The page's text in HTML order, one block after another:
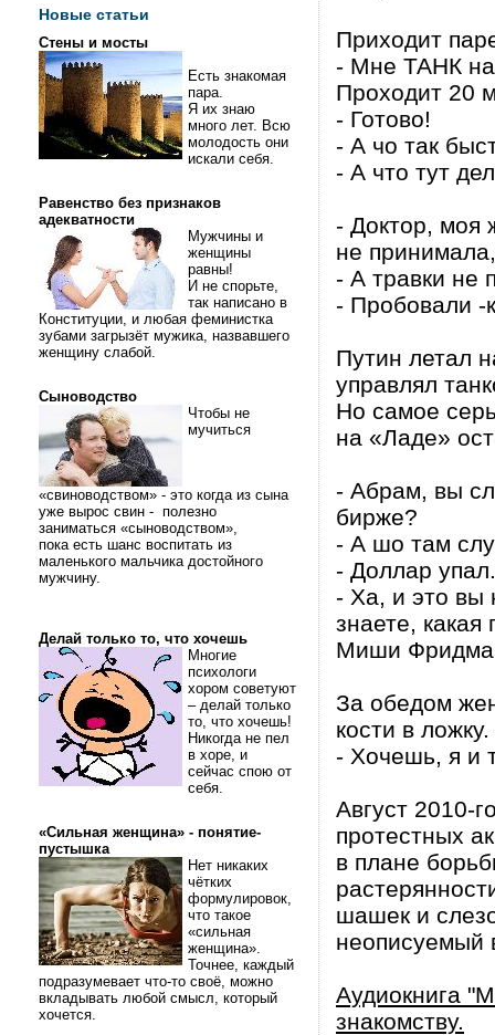
Новые статьи
Стены и мосты
Есть знакомая
пара.
Я их знаю
много лет. Всю
молодость они
искали себя.
Равенство без признаков
адекватности
Мужчины и
женщины
равны!
И не спорьте,
так написано в
Конституции, и любая феминистка
зубами загрызёт мужика, назвавшего
женщину слабой.
Сыноводство
Чтобы не
мучиться
«свиноводством» - это когда из сына
уже вырос свин - полезно
заниматься «сыноводством»,
пока есть шанс воспитать из
маленького мальчика достойного
мужчину.
Делай только то, что хочешь
Многие
психологи
хором советуют
– делай только
то, что хочешь!
Никогда не пел
в хоре, и
сейчас спою от
себя.
«Сильная женщина» - понятие-
пустышка
Нет никаких
чётких
формулировок,
что такое
«сильная
женщина».
Точнее, каждый
подразумевает что-то своё, можно
вкладывать любой смысл, который
хочется.
Приходит
- Мне ТАНК
Проходит 20
- Готово!
- А чо так
- А что тут
- Доктор, моя
не
- А травки не
- Пробовали -
Путин летал
управлял
Но самое
на «Ладе»
- Абрам, вы
бирже?
- А шо там
- Доллар упал.
- Ха, и это вы
знаете,
Миши
За обедом
кости в
- Хочешь, я и
Август 2010-
протестных
в плане
шашек и
неописуемый
Аудиокнига
знакомству.